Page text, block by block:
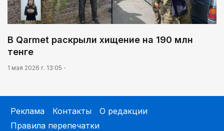
В Qarmet раскрыли хищение на 190 млн
тенге
1 мая 2026 г. 13:05
Реклама Контакты
О редакции
Правила перепечатки